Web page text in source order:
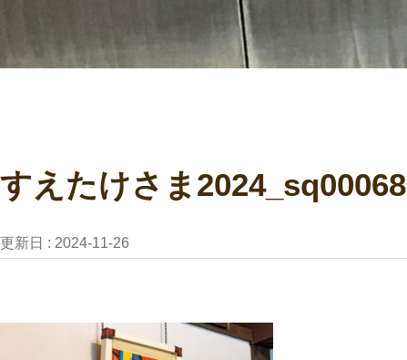
すえたけさま2024_sq00068
更新日 : 2024-11-26